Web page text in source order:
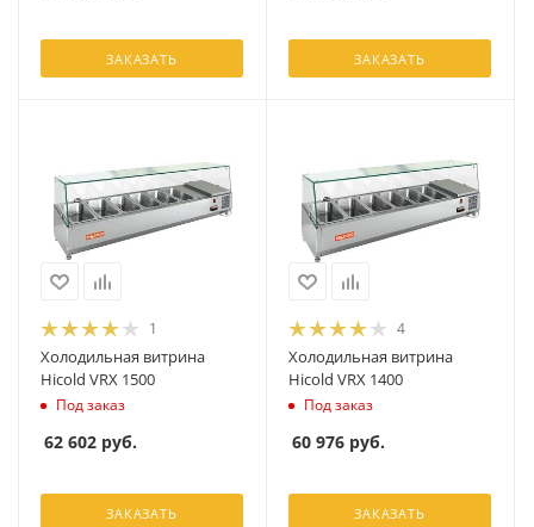
ЗАКАЗАТЬ ЗАКАЗАТЬ
1
Холодильная витрина
Hicold VRX 1500
Под заказ
62 602 руб.
ЗАКАЗАТЬ
4
Холодильная витрина
Hicold VRX 1400
Под заказ
60 976 руб.
ЗАКАЗАТЬ